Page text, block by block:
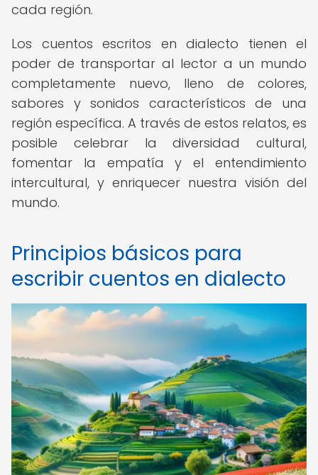
cada región.
Los cuentos escritos en dialecto tienen el
poder de transportar al lector a un mundo
completamente nuevo, lleno de colores,
sabores y sonidos característicos de una
región específica. A través de estos relatos, es
posible celebrar la diversidad cultural,
fomentar la empatía y el entendimiento
intercultural, y enriquecer nuestra visión del
mundo.
Principios básicos para
escribir cuentos en dialecto